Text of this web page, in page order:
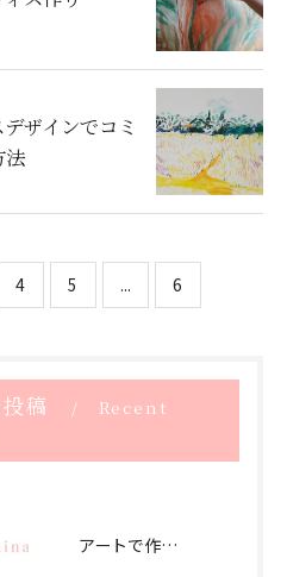
ザインでコミ
法
4 5 ... 6
稿
Recent
アートで作るストレスフリー空間